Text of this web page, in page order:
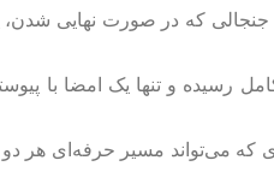
جنجالی که در صورت نهایی
و تنها یک امضا با
می‌تواند مسیر حرفه‌ای هر دو